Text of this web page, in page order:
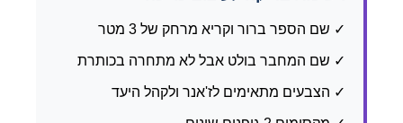
✓ שם הספר ברור וקריא מרחק של 3 מטר
✓ שם המחבר בולט אבל לא מתחרה בכותרת
✓ הצבעים מתאימים לז'אנר ולקהל היעד